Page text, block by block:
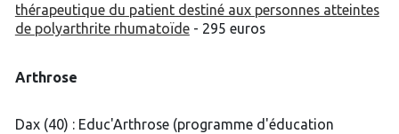
thérapeutique du patient destiné aux personnes atteintes
de polyarthrite rhumatoïde- 295 euros
Arthrose
Dax (40) : Educ'Arthrose (programme d'éducation